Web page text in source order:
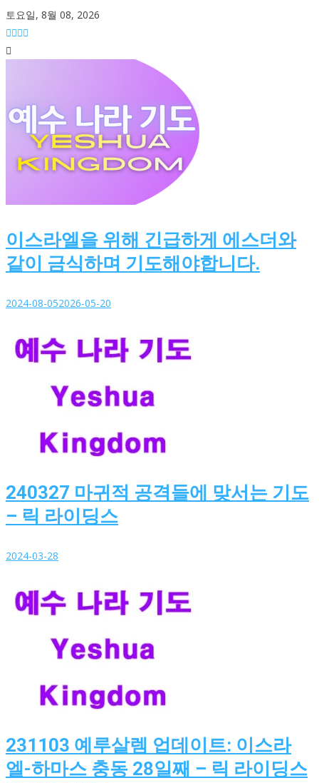
Skip
to
content
토요일, 8월 08, 2026
이스라엘을 위해 긴급하게 에스더와
같이 금식하며 기도해야합니다.
2024-08-052026-05-20
240327 마귀적 공격들에 맞서는 기도
– 릭 라이딩스
2024-03-28
231103 예루살렘 업데이트: 이스라
엘-하마스 충동 28일째 – 릭 라이딩스